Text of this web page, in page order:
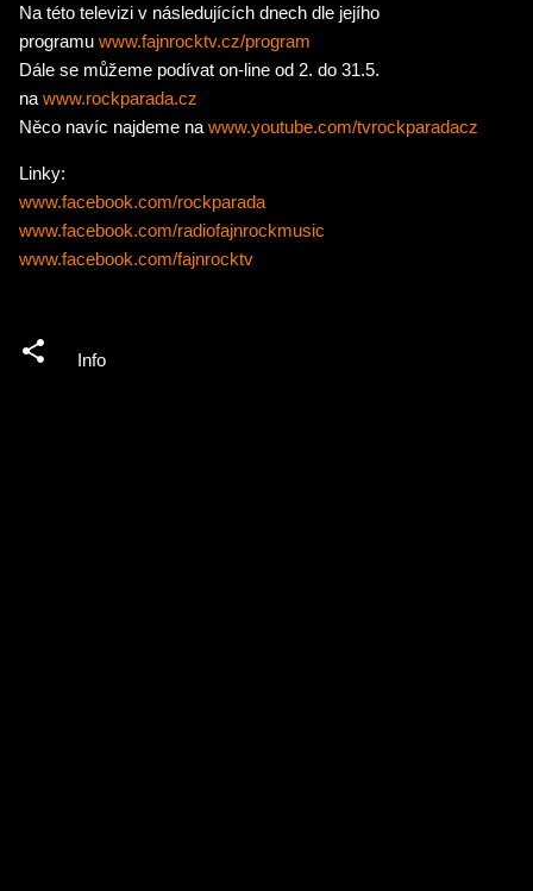
Na této televizi v následujících dnech dle jejího
programu www.fajnrocktv.cz/program
Dále se můžeme podívat on-line od 2. do 31.5.
na www.rockparada.cz
Něco navíc najdeme na www.youtube.com/tvrockparadacz
Linky:
www.facebook.com/rockparada
www.facebook.com/radiofajnrockmusic
www.facebook.com/fajnrocktv
Info